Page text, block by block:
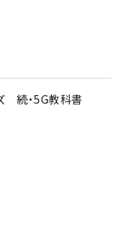
ズ 続・5G教科書